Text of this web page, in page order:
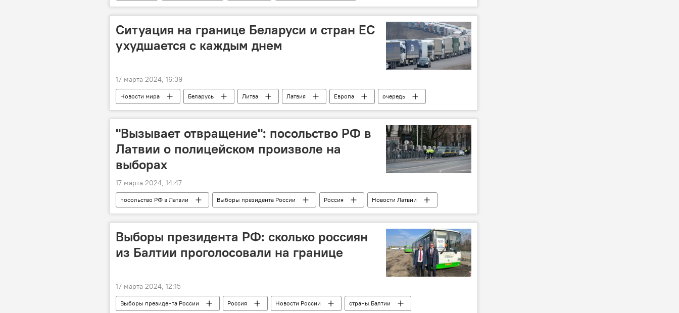
Ситуация на границе Беларуси и стран ЕС
ухудшается с каждым днем
17 марта 2024, 16:39
Новости мира Беларусь Литва Латвия Европа очередь
"Вызывает отвращение": посольство РФ в
Латвии о полицейском произволе на
выборах
17 марта 2024, 14:47
посольство РФ в Латвии Выборы президента России Россия
Новости Латвии
Латвия
выборы президента голосование Госполиция ВНЖ
Выборы президента РФ: сколько россиян
из Балтии проголосовали на границе
17 марта 2024, 12:15
Выборы президента России Россия Новости России
страны Балтии